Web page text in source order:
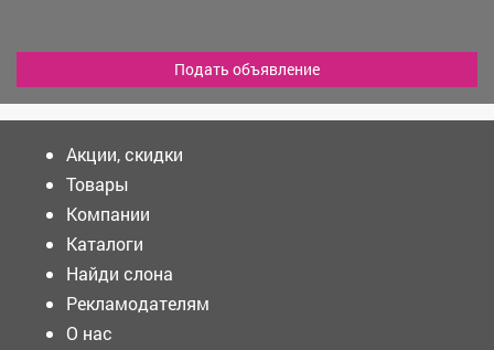
Подать объявление
Акции, скидки
Товары
Компании
Каталоги
Найди слона
Рекламодателям
О нас